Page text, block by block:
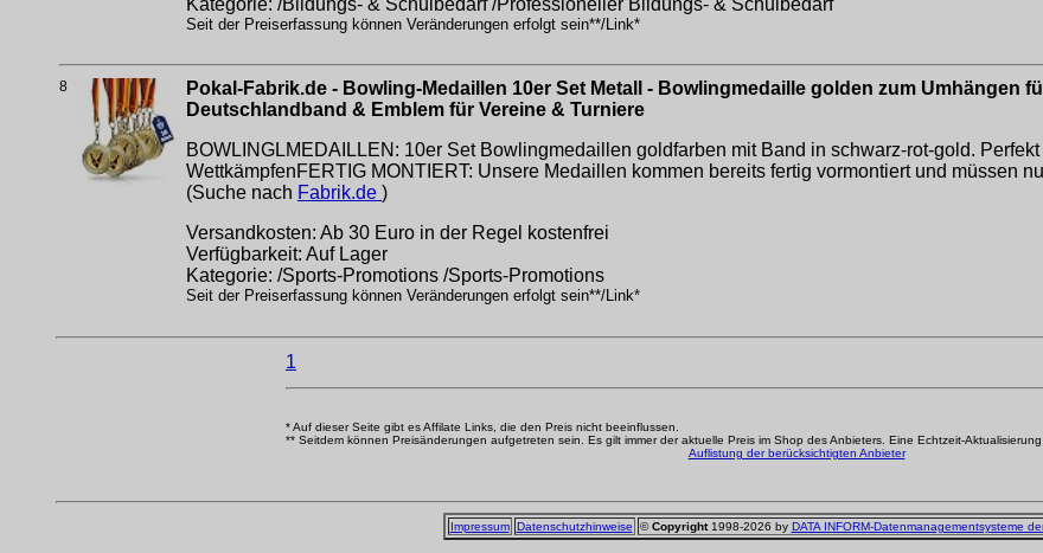
Kategorie: /Bildungs- & Schulbedarf /Professioneller Bildungs- & Schulbedarf
Seit der Preiserfassung können Veränderungen erfolgt sein**/Link*
8
Pokal-Fabrik.de - Bowling-Medaillen 10er Set Metall - Bowlingmedaille golden zum Umhängen
Deutschlandband & Emblem für Vereine & Turniere
BOWLINGLMEDAILLEN: 10er Set Bowlingmedaillen goldfarben mit Band in schwarz-rot-gold.
WettkämpfenFERTIG MONTIERT: Unsere Medaillen kommen bereits fertig vormontiert und müssen
(Suche nach Fabrik.de )
Versandkosten: Ab 30 Euro in der Regel kostenfrei
Verfügbarkeit: Auf Lager
Kategorie: /Sports-Promotions /Sports-Promotions
Seit der Preiserfassung können Veränderungen erfolgt sein**/Link*
1
* Auf dieser Seite gibt es Affilate Links, die den Preis nicht beeinflussen.
** Seitdem können Preisänderungen aufgetreten sein. Es gilt immer der aktuelle Preis im Shop des Anbieters. Eine Echtzeit-
Auflistung der berücksichtigten Anbieter
Impressum Datenschutzhinweise ©Copyright1998-2026 by DATA INFORM-Datenmanagementsysteme